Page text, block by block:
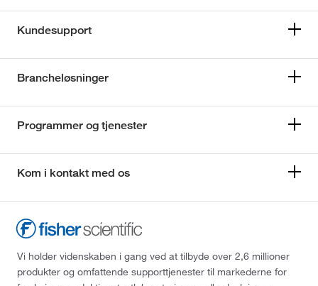
Kundesupport
Brancheløsninger
Programmer og tjenester
Kom i kontakt med os
Vi holder videnskaben i gang ved at tilbyde over 2,6 millioner
produkter og omfattende supporttjenester til markederne for